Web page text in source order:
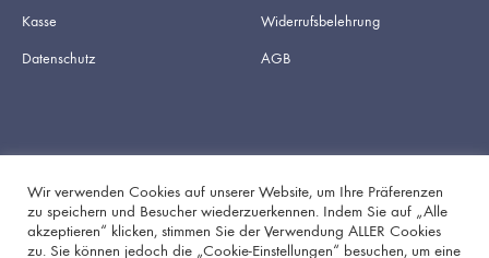
Kasse
Datenschutz
Widerrufsbelehrung
AGB
FacebookInstagram
Wir verwenden Cookies auf unserer Website, um Ihre Präferenzen
zu speichern und Besucher wiederzuerkennen. Indem Sie auf „Alle
akzeptieren“ klicken, stimmen Sie der Verwendung ALLER Cookies
zu. Sie können jedoch die „Cookie-Einstellungen“ besuchen, um eine